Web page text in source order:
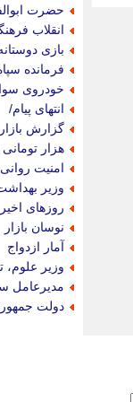
حضرت
انقلاب
بازی
فرمانده
خودروی
انتهای پیام/
گزارش بازار
هزار تومانی
امنیت روانی
وزیر
روزهای اخیر
نوسان بازار
آمار ازدواج
وزیر علوم،
مدیرعامل
دولت